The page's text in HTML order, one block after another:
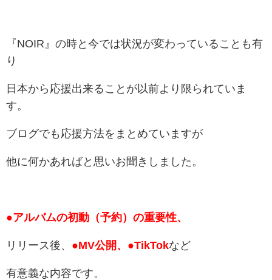
『NOIR』の時と今では状況が変わっていることも有
り
日本から応援出来ることが以前より限られていま
す。
ブログでも応援方法をまとめていますが
他に何かあればと思いお聞きしました。
●アルバムの初動（予約）の重要性、
リリース後、 ●MV公開、●TikTokなど
有意義な内容です。